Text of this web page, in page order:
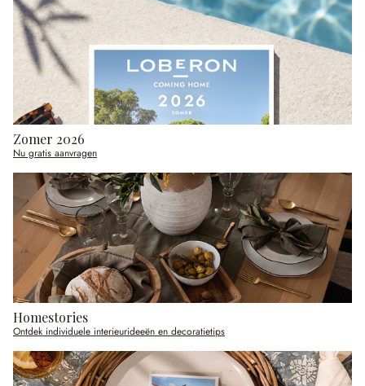
Zomer 2026
Nu gratis aanvragen
Homestories
Ontdek individuele interieurideeën en decoratietips